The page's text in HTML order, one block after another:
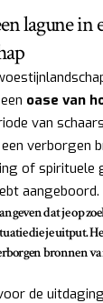
lagune in
oase van
van
verborgen
of spirituele
aangeboord.
dat je op
die je uitput.
bronnen
de